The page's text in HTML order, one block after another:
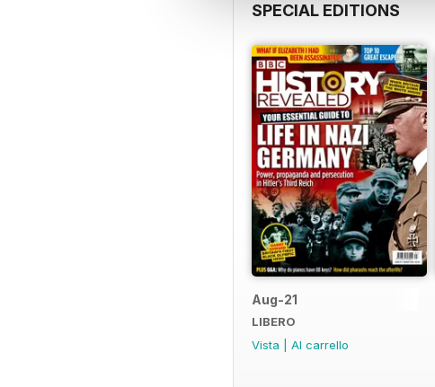
SPECIAL EDITIONS
Aug-21
LIBERO
Vista
Al carrello